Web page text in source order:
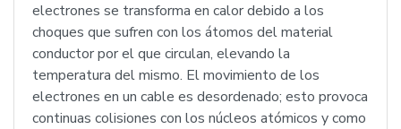
electrones se transforma en calor debido a los
choques que sufren con los átomos del material
conductor por el que circulan, elevando la
temperatura del mismo. El movimiento de los
electrones en un cable es desordenado; esto provoca
continuas colisiones con los núcleos atómicos y como